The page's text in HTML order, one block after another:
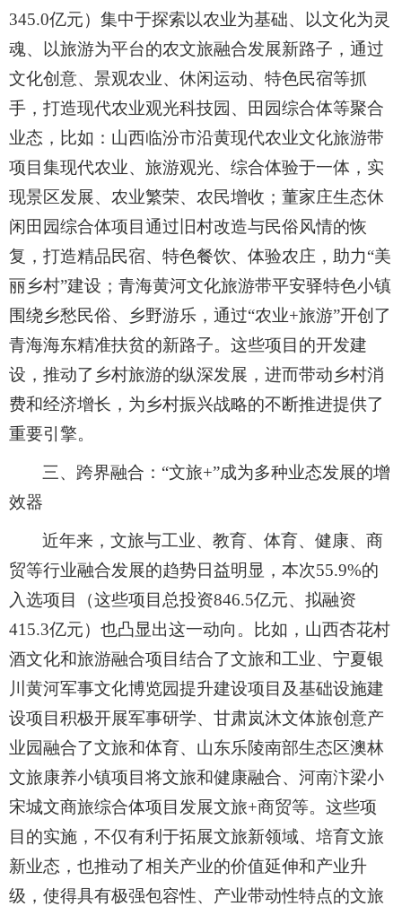
345.0亿元）集中于探索以农业为基础、以文化为灵
魂、以旅游为平台的农文旅融合发展新路子，通过
文化创意、景观农业、休闲运动、特色民宿等抓
手，打造现代农业观光科技园、田园综合体等聚合
业态，比如：山西临汾市沿黄现代农业文化旅游带
项目集现代农业、旅游观光、综合体验于一体，实
现景区发展、农业繁荣、农民增收；董家庄生态休
闲田园综合体项目通过旧村改造与民俗风情的恢
复，打造精品民宿、特色餐饮、体验农庄，助力“美
丽乡村”建设；青海黄河文化旅游带平安驿特色小镇
围绕乡愁民俗、乡野游乐，通过“农业+旅游”开创了
青海海东精准扶贫的新路子。这些项目的开发建
设，推动了乡村旅游的纵深发展，进而带动乡村消
费和经济增长，为乡村振兴战略的不断推进提供了
重要引擎。
三、跨界融合：“文旅+”成为多种业态发展的增
效器
近年来，文旅与工业、教育、体育、健康、商
贸等行业融合发展的趋势日益明显，本次55.9%的
入选项目（这些项目总投资846.5亿元、拟融资
415.3亿元）也凸显出这一动向。比如，山西杏花村
酒文化和旅游融合项目结合了文旅和工业、宁夏银
川黄河军事文化博览园提升建设项目及基础设施建
设项目积极开展军事研学、甘肃岚沐文体旅创意产
业园融合了文旅和体育、山东乐陵南部生态区澳林
文旅康养小镇项目将文旅和健康融合、河南汴梁小
宋城文商旅综合体项目发展文旅+商贸等。这些项
目的实施，不仅有利于拓展文旅新领域、培育文旅
新业态，也推动了相关产业的价值延伸和产业升
级，使得具有极强包容性、产业带动性特点的文旅